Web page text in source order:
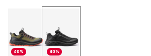
40% 40%